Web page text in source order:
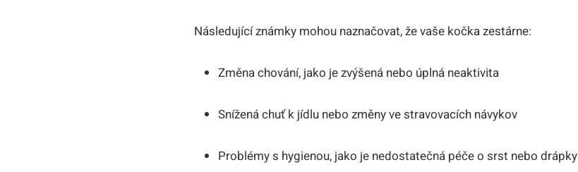
Následující známky mohou naznačovat, že vaše kočka zestárne:
Změna chování, jako je zvýšená nebo úplná neaktivita
Snížená chuť k jídlu nebo změny ve stravovacích návykov
Problémy s hygienou, jako je nedostatečná péče o srst nebo drápky